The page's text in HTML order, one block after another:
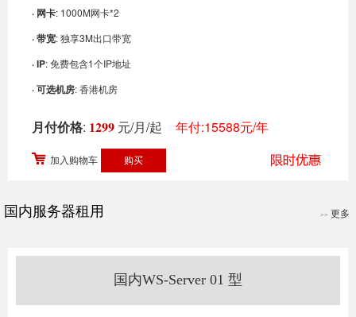
· 网卡: 1000M网卡*2
· 带宽: 独享3M出口带宽
· IP: 免费包含1个IP地址
· 可选机房: 香港机房
月付价格: 1299 元/月/起 年付:15588元/年
加入购物车
国内服务器租用 >> 更多
国内WS-Server 01 型